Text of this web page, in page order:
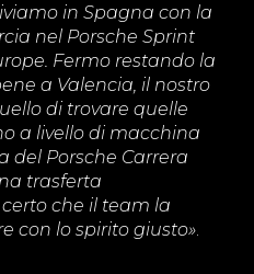
in Spagna con la
nel Porsche Sprint
Fermo restando la
a Valencia, il nostro
di trovare quelle
a livello di macchina
del Porsche Carrera
trasferta
che il team la
con lo spirito giusto»